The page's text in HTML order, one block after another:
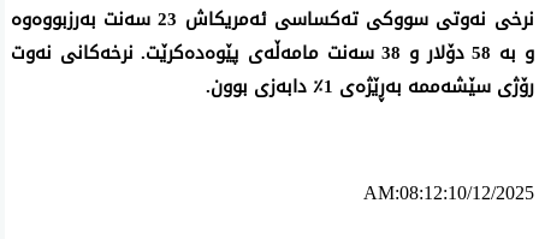
نرخی نەوتی سووکی تەکساسی ئەمریکاش 23 سەنت بەرزبووەوە
و بە 58 دۆلار و 38 سەنت مامەڵەی پێوەدەکرێت. نرخەکانی نەوت
رۆژی سێشەممە بەڕێژەی 1٪ دابەزی بوون.
AM:08:12:10/12/2025